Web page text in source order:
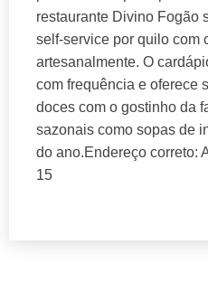
restaurante Divino Fogão
self-service por quilo com
artesanalmente. O
com frequência e oferece
doces com o gostinho da
sazonais como sopas de
do ano.Endereço correto:
15